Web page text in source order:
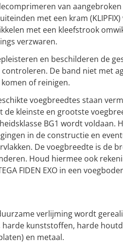
van
met een kram
met een kleefstrook
verzwaren.
en beschilderen de
controleren. De band niet met
of reinigen.
voegbreedtes staan
de kleinste en grootste
BG1 wordt voldaan.
in de constructie en
De voegbreedte is de
Houd hiermee ook
FIDEN EXO in een
verlijming wordt
harde kunststoffen, harde
en metaal.